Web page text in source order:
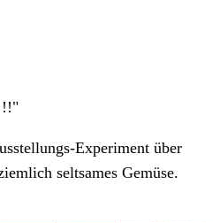
Experiment über
seltsames Gemüse.